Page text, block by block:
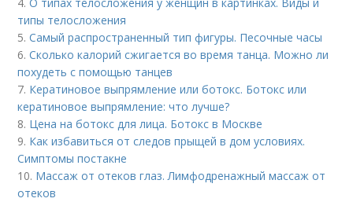
типы телосложения
5.Самый распространенный тип фигуры. Песочные часы
6.Сколько калорий сжигается во время танца. Можно ли
похудеть с помощью танцев
7. Кератиновое выпрямление или ботокс. Ботокс или
кератиновое выпрямление: что лучше?
8. Цена на ботокс для лица. Ботокс в Москве
9. Как избавиться от следов прыщей в дом условиях.
Симптомы постакне
10. Массаж от отеков глаз. Лимфодренажный массаж от
отеков